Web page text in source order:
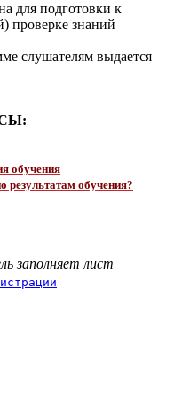
для подготовки к
проверке знаний
слушателям выдается
обучения
обучения?
заполняет лист